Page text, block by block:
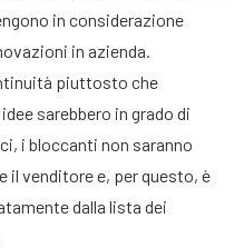
in considerazione
in azienda.
piuttosto che
sarebbero in grado di
i bloccanti non saranno
il venditore e, per questo, è
dalla lista dei